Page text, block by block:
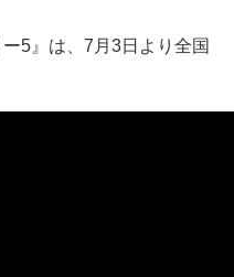
5』は、7月3日より全国